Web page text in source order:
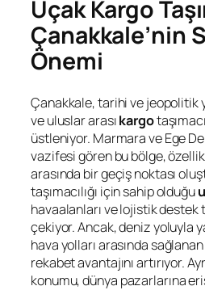
Uçak Kargo
Çanakkale’nin
Önemi
Çanakkale, tarihi ve jeopolitik
ve uluslar arasıkargo
üstleniyor. Marmara ve Ege
vazifesi gören bu bölge,
arasında bir geçiş noktası
taşımacılığı için sahip olduğu
havaalanları ve lojistik
çekiyor. Ancak, deniz yoluyla
hava yolları arasında
rekabet avantajını artırıyor.
konumu, dünya pazarlarına